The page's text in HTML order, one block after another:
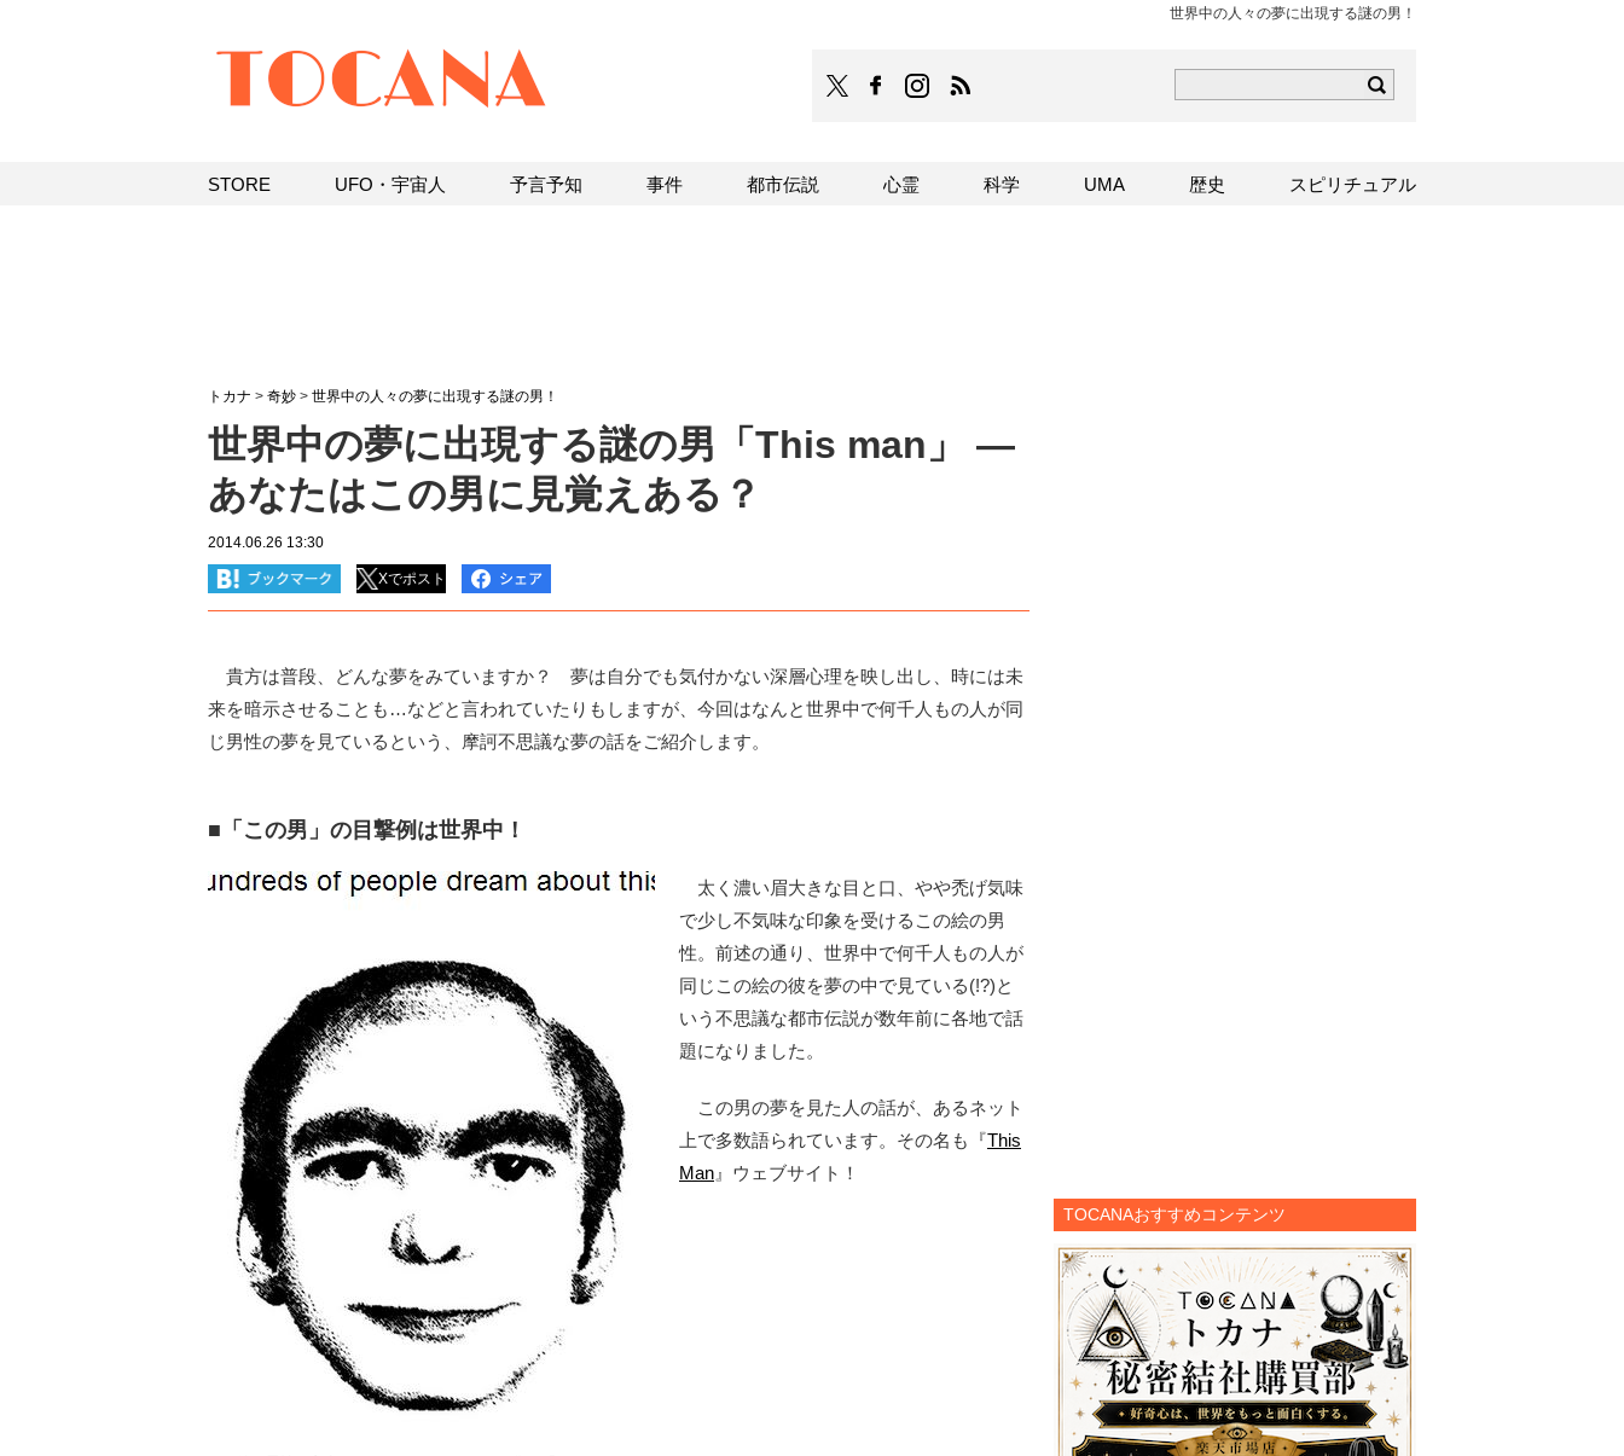
世界中の人々の夢に出現する謎の男！
TOCANAのFacebookはこちら
TOCANAのinstagramはこちら
トカナ > 奇妙 > 世界中の人々の夢に出現する謎の男！
世界中の夢に出現する謎の男「This man」 ―
あなたはこの男に見覚えある？
2014.06.26 13:30
Xでポスト
貴方は普段、どんな夢をみていますか？ 夢は自分でも気付かない深層心理を映し出し、時には未
来を暗示させることも…などと言われていたりもしますが、今回はなんと世界中で何千人もの人が同
じ男性の夢を見ているという、摩訶不思議な夢の話をご紹介します。
■「この男」の目撃例は世界中！
太く濃い眉大きな目と口、やや禿げ気味
で少し不気味な印象を受けるこの絵の男
性。前述の通り、世界中で何千人もの人が
同じこの絵の彼を夢の中で見ている(!?)と
いう不思議な都市伝説が数年前に各地で話
題になりました。
この男の夢を見た人の話が、あるネット
上で多数語られています。その名も『This
Man 』ウェブサイト！
TOCANAおすすめコンテンツ
STORE UFO・宇宙人 予言予知 事件 都市伝説 心霊 科学 UMA 歴史 スピリチュアル